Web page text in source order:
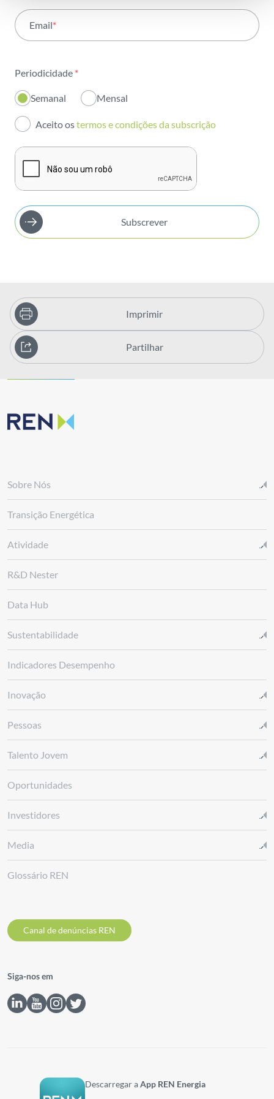
Institucional
Inovação
Investidores
Publicações
Email*
Periodicidade *
Semanal Mensal
Aceito ostermos e condições da subscrição
Subscrever
Imprimir
Partilhar
Sobre Nós
Transição Energética
Atividade
R&D Nester
Data Hub
Sustentabilidade
Indicadores Desempenho
Inovação
Pessoas
Talento Jovem
Oportunidades
Investidores
Media
Glossário REN
Canal de denúncias REN
Siga-nos em
Descarregar aApp REN Energia